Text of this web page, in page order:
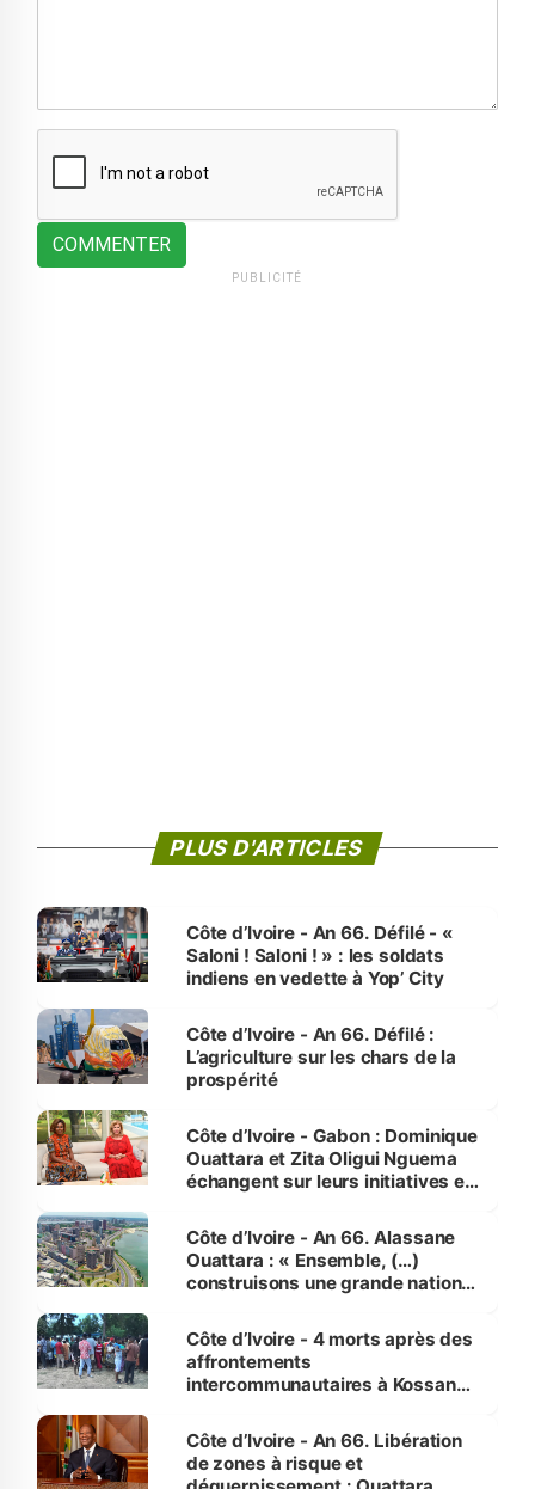
COMMENTER
PUBLICITÉ
PLUS D'ARTICLES
Côte d’Ivoire - An 66. Défilé - «
Saloni ! Saloni ! » : les soldats
indiens en vedette à Yop’ City
Côte d’Ivoire - An 66. Défilé :
L’agriculture sur les chars de la
prospérité
Côte d’Ivoire - Gabon : Dominique
Ouattara et Zita Oligui Nguema
échangent sur leurs initiatives en
enfants
Côte d’Ivoire - An 66. Alassane
Ouattara : « Ensemble, (…)
construisons une grande nation
générations futures »
Côte d’Ivoire - 4 morts après des
affrontements
intercommunautaires à Kossandji
milieu des sinistrés
Côte d’Ivoire - An 66. Libération
de zones à risque et